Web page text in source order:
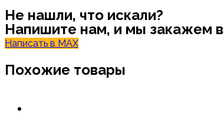
Не нашли, что искали?
Напишите нам, и мы закажем
Написать в MAX
Похожие товары